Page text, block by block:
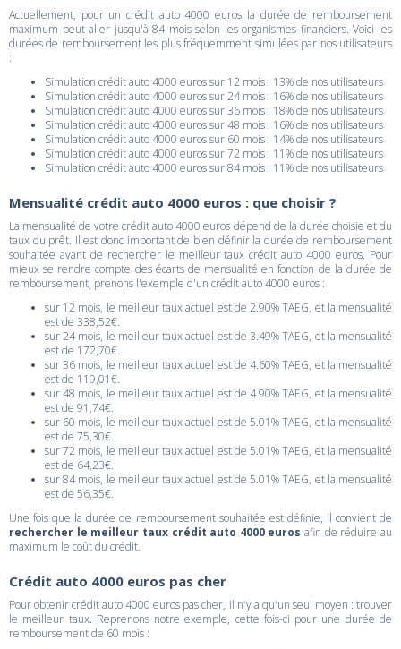
Actuellement, pour un crédit auto 4000 euros la durée de remboursement
maximum peut aller jusqu'à 84 mois selon les organismes financiers. Voici les
durées de remboursement les plus fréquemment simulées par nos utilisateurs
:
Simulation crédit auto 4000 euros sur 12 mois : 13% de nos utilisateurs
Simulation crédit auto 4000 euros sur 24 mois : 16% de nos utilisateurs
Simulation crédit auto 4000 euros sur 36 mois : 18% de nos utilisateurs
Simulation crédit auto 4000 euros sur 48 mois : 16% de nos utilisateurs
Simulation crédit auto 4000 euros sur 60 mois : 14% de nos utilisateurs
Simulation crédit auto 4000 euros sur 72 mois : 11% de nos utilisateurs
Simulation crédit auto 4000 euros sur 84 mois : 11% de nos utilisateurs
Mensualité crédit auto 4000 euros : que choisir ?
La mensualité de votre crédit auto 4000 euros dépend de la durée choisie et du
taux du prêt. Il est donc important de bien définir la durée de remboursement
souhaitée avant de rechercher le meilleur taux crédit auto 4000 euros. Pour
mieux se rendre compte des écarts de mensualité en fonction de la durée de
remboursement, prenons l'exemple d'un crédit auto 4000 euros :
sur 12 mois, le meilleur taux actuel est de 2.90% TAEG, et la mensualité
est de 338,52€.
sur 24 mois, le meilleur taux actuel est de 3.49% TAEG, et la mensualité
est de 172,70€.
sur 36 mois, le meilleur taux actuel est de 4.60% TAEG, et la mensualité
est de 119,01€.
sur 48 mois, le meilleur taux actuel est de 4.90% TAEG, et la mensualité
est de 91,74€.
sur 60 mois, le meilleur taux actuel est de 5.01% TAEG, et la mensualité
est de 75,30€.
sur 72 mois, le meilleur taux actuel est de 5.01% TAEG, et la mensualité
est de 64,23€.
sur 84 mois, le meilleur taux actuel est de 5.01% TAEG, et la mensualité
est de 56,35€.
Une fois que la durée de remboursement souhaitée est définie, il convient de
rechercher le meilleur taux crédit auto 4000 euros afin de réduire au
maximum le coût du crédit.
Crédit auto 4000 euros pas cher
Pour obtenir crédit auto 4000 euros pas cher, il n'y a qu'un seul moyen : trouver
le meilleur taux. Reprenons notre exemple, cette fois-ci pour une durée de
remboursement de 60 mois :